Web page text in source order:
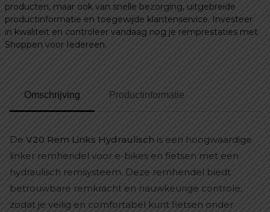
producten, maar ook van snelle bezorging, uitgebreide
productinformatie en toegewijde klantenservice. Investeer
in kwaliteit en controleer vandaag nog je remprestaties met
Shoppen voor Iedereen.
Omschrijving Productinformatie
De V20 Rem Links Hydraulisch is een hoogwaardige
linker remhendel voor e-bikes en fietsen met een
hydraulisch remsysteem. Deze remhendel biedt
betrouwbare remkracht en nauwkeurige controle,
zodat je veilig en comfortabel kunt fietsen onder